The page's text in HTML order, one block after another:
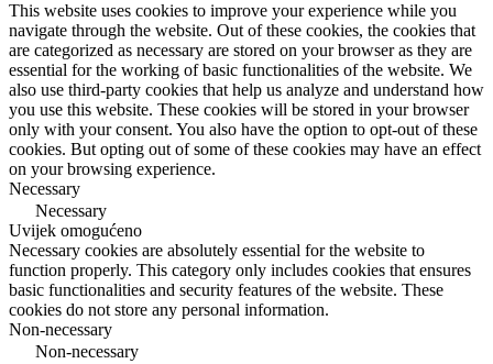
This website uses cookies to improve your experience while you
navigate through the website. Out of these cookies, the cookies that
are categorized as necessary are stored on your browser as they are
essential for the working of basic functionalities of the website. We
also use third-party cookies that help us analyze and understand how
you use this website. These cookies will be stored in your browser
only with your consent. You also have the option to opt-out of these
cookies. But opting out of some of these cookies may have an effect
on your browsing experience.
Necessary
Necessary
Uvijek omogućeno
Necessary cookies are absolutely essential for the website to
function properly. This category only includes cookies that ensures
basic functionalities and security features of the website. These
cookies do not store any personal information.
Non-necessary
Non-necessary